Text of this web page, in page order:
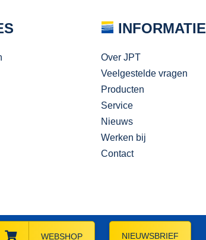
INFORMATIE
Over JPT
Veelgestelde vragen
Producten
Service
Nieuws
Werken bij
Contact
WEBSHOP NIEUWSBRIEF